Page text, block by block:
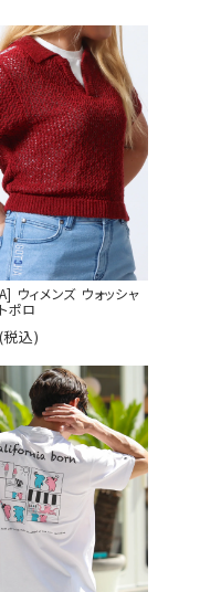
XXXL
32inc
38inc
する
ウィメンズ ウォッシャ
ポロ
(税込)